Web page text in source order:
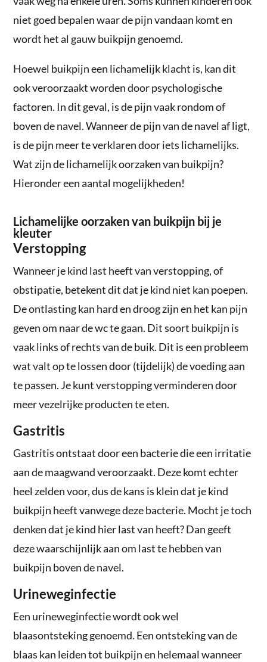
niet goed bepalen waar de pijn vandaan komt en
wordt het al gauw buikpijn genoemd.
Hoewel buikpijn een lichamelijk klacht is, kan dit
ook veroorzaakt worden door psychologische
factoren. In dit geval, is de pijn vaak rondom of
boven de navel. Wanneer de pijn van de navel af ligt,
is de pijn meer te verklaren door iets lichamelijks.
Wat zijn de lichamelijk oorzaken van buikpijn?
Hieronder een aantal mogelijkheden!
Lichamelijke oorzaken van buikpijn bij je
kleuter
Verstopping
Wanneer je kind last heeft van verstopping, of
obstipatie, betekent dit dat je kind niet kan poepen.
De ontlasting kan hard en droog zijn en het kan pijn
geven om naar de wc te gaan. Dit soort buikpijn is
vaak links of rechts van de buik. Dit is een probleem
wat valt op te lossen door (tijdelijk) de voeding aan
te passen. Je kunt verstopping verminderen door
meer vezelrijke producten te eten.
Gastritis
Gastritis ontstaat door een bacterie die een irritatie
aan de maagwand veroorzaakt. Deze komt echter
heel zelden voor, dus de kans is klein dat je kind
buikpijn heeft vanwege deze bacterie. Mocht je toch
denken dat je kind hier last van heeft? Dan geeft
deze waarschijnlijk aan om last te hebben van
buikpijn boven de navel.
Urineweginfectie
Een urineweginfectie wordt ook wel
blaasontsteking genoemd. Een ontsteking van de
blaas kan leiden tot buikpijn en helemaal wanneer